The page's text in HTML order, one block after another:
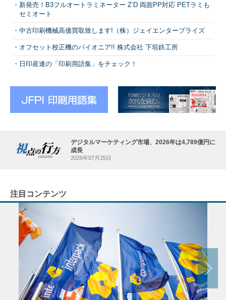
新発売！B3フルオートラミネーター Z’D 両面PP対応 PETラミも
セミオート
中古印刷機械高価買取致します!（株）ジェイエンタープライズ
オフセット校正機のパイオニア!! 株式会社 下垣鉄工所
日印産連の「印刷用語集」をチェック！
デジタルマーケティング市場、2026年は4,789億円に
成長
2026年07月25日
注目コンテンツ